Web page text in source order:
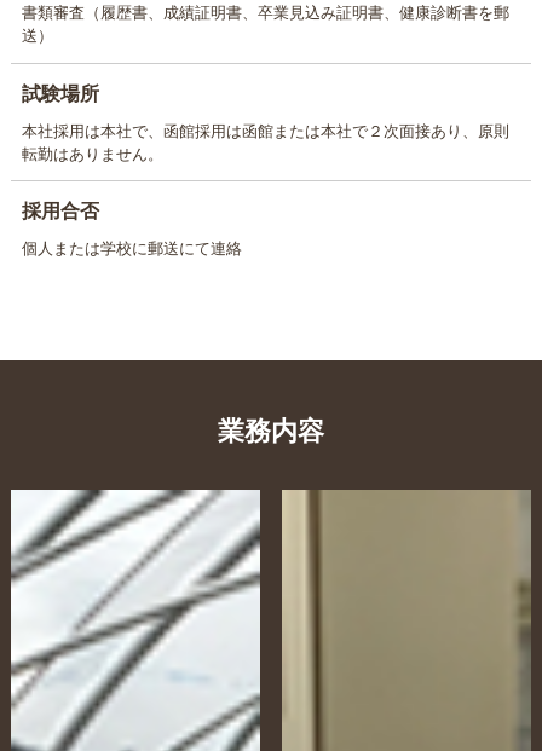
書類審査（履歴書、成績証明書、卒業見込み証明書、健康診断書を郵
送）
試験場所
本社採用は本社で、函館採用は函館または本社で２次面接あり、原則
転勤はありません。
採用合否
個人または学校に郵送にて連絡
業務内容